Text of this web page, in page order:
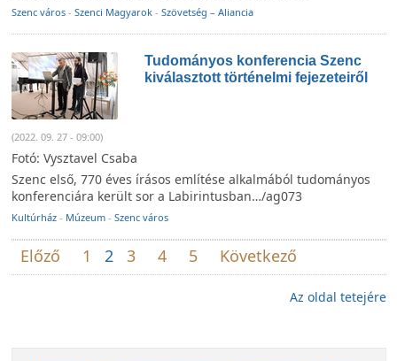
Szenc város - Szenci Magyarok - Szövetség – Aliancia
Tudományos konferencia Szenc
kiválasztott történelmi fejezeteiről
(2022. 09. 27 - 09:00)
Fotó: Vysztavel Csaba
Szenc első, 770 éves írásos említése alkalmából tudományos
konferenciára került sor a Labirintusban…/ag073
Kultúrház - Múzeum - Szenc város
Előző 1 2 3 4 5 Következő
Az oldal tetejére